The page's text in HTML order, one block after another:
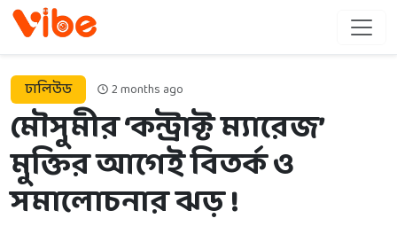
ঢালিউড 2 months ago
মৌসুমীর ‘কন্ট্রাক্ট ম্যারেজ’
মুক্তির আগেই বিতর্ক ও
সমালোচনার ঝড় !